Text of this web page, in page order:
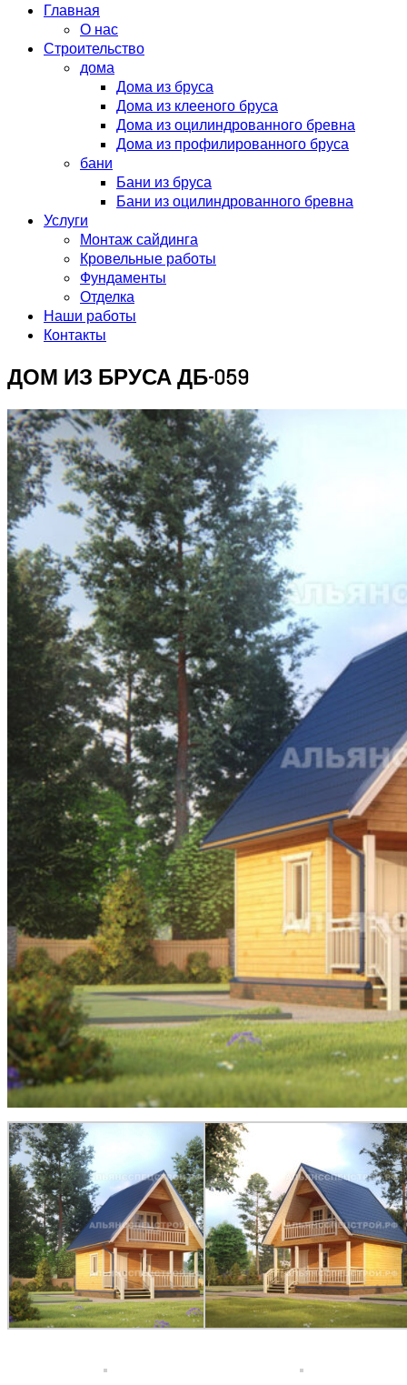
Главная
О нас
Строительство
дома
Дома из бруса
Дома из клееного бруса
Дома из оцилиндрованного бревна
Дома из профилированного бруса
бани
Бани из бруса
Бани из оцилиндрованного бревна
Услуги
Монтаж сайдинга
Кровельные работы
Фундаменты
Отделка
Наши работы
Контакты
ДОМ ИЗ БРУСА ДБ-059